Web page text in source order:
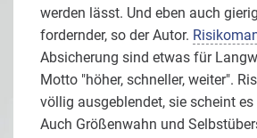
werden lässt. Und eben auch
fordernder, so der Autor.
Absicherung sind etwas für
Motto "höher, schneller, weiter".
völlig ausgeblendet, sie scheint
Auch Größenwahn und